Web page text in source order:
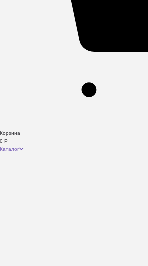
Корзина
0 Р
Каталог